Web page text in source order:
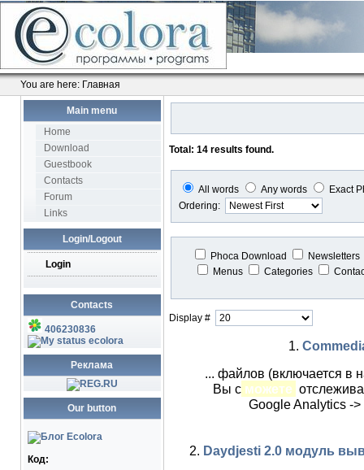
You are here: Главная
Main menu
Home
Download
Guestbook
Contacts
Forum
Links
Login/Logout
Login
Contacts
406230836
ecolora
Реклама
Our button
Код:
Total: 14 results found.
All words Any words
Exact
Ordering:
Phoca Download
Newsletters
Menus
Categories
Display #
1.
... файлов (включается в
Вы с можете
Google Analytics -
2. Daydjesti 2.0 модуль